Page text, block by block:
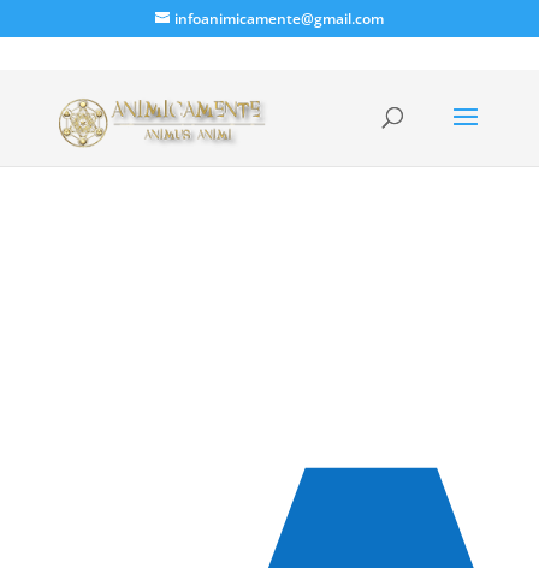
infoanimicamente@gmail.com